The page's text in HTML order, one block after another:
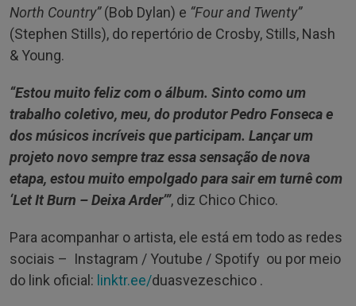
North Country”(Bob Dylan) e “Four and Twenty”
(Stephen Stills), do repertório de Crosby, Stills, Nash
& Young.
“Estou muito feliz com o álbum. Sinto como um
trabalho coletivo, meu, do produtor Pedro Fonseca e
dos músicos incríveis que participam. Lançar um
projeto novo sempre traz essa sensação de nova
etapa, estou muito empolgado para sair em turnê com
‘Let It Burn – Deixa Arder’”, diz Chico Chico.
Para acompanhar o artista, ele está em todo as redes
sociais – Instagram / Youtube / Spotify ou por meio
do link oficial: linktr.ee/duasvezeschico .